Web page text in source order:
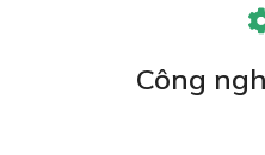
Công